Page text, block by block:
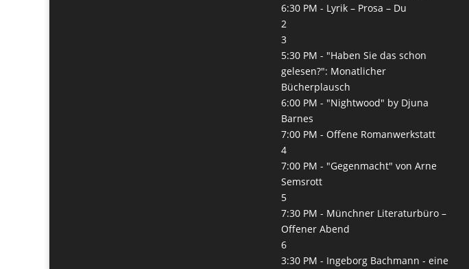
6:30 PM - Lyrik – Prosa – Du
2
3
5:30 PM - "Haben Sie das schon
gelesen?": Monatlicher
Bücherplausch
6:00 PM - "Nightwood" by Djuna
Barnes
7:00 PM -Offene Romanwerkstatt
4
7:00 PM - "Gegenmacht" von Arne
Semsrott
5
7:30 PM - Münchner Literaturbüro –
Offener Abend
6
3:30 PM - Ingeborg Bachmann - eine